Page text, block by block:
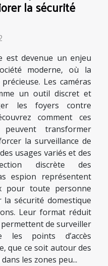
la sécurité
est devenue un enjeu
moderne, où la
Les caméras
un outil discret et
les foyers contre
comment ces
transformer
la surveillance de
usages variés et des
discrète des
espion représentent
pour toute personne
sécurité domestique
Leur format réduit
de surveiller
les points d’accès
que ce soit autour des
les zones peu...